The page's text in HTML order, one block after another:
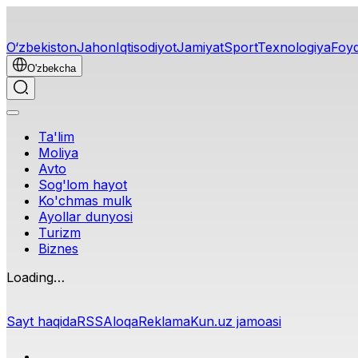
O‘zbekistonJahonIqtisodiyotJamiyatSportTexnologiya
O'zbekcha
Ta'lim
Moliya
Avto
Sog'lom hayot
Ko'chmas mulk
Ayollar dunyosi
Turizm
Biznes
Loading…
Sayt haqidaRSSAloqaReklamaKun.uz jamoasi